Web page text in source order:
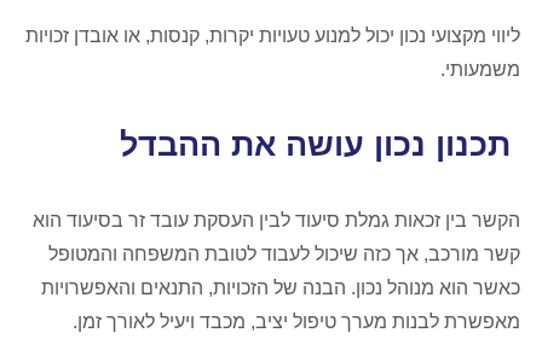
ליווי מקצועי נכון יכול למנוע טעויות יקרות, קנסות, או אובדן זכויות
משמעותי.
תכנון נכון עושה את ההבדל
הקשר בין זכאות גמלת סיעוד לבין העסקת עובד זר בסיעוד הוא
קשר מורכב, אך כזה שיכול לעבוד לטובת המשפחה והמטופל
כאשר הוא מנוהל נכון. הבנה של הזכויות, התנאים והאפשרויות
מאפשרת לבנות מערך טיפול יציב, מכבד ויעיל לאורך זמן.